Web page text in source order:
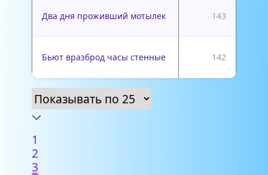
Два дня проживший мотылек 143
Бьют вразброд часы стенные 142
1
2
3